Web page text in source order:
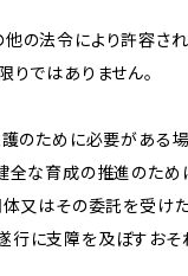
他の法令により許容
りではありません。
護のために必要があ
全な育成の推進のた
体又はその委託を受
行に支障を及ぼすおそ